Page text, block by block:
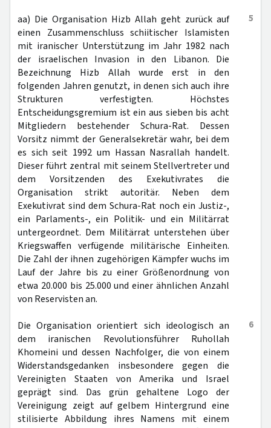
5
aa) Die Organisation Hizb Allah geht zurück auf
einen Zusammenschluss schiitischer Islamisten
mit iranischer Unterstützung im Jahr 1982 nach
der israelischen Invasion in den Libanon. Die
Bezeichnung Hizb Allah wurde erst in den
folgenden Jahren genutzt, in denen sich auch ihre
Strukturen verfestigten. Höchstes
Entscheidungsgremium ist ein aus sieben bis acht
Mitgliedern bestehender Schura-Rat. Dessen
Vorsitz nimmt der Generalsekretär wahr, bei dem
es sich seit 1992 um Hassan Nasrallah handelt.
Dieser führt zentral mit seinem Stellvertreter und
dem Vorsitzenden des Exekutivrates die
Organisation strikt autoritär. Neben dem
Exekutivrat sind dem Schura-Rat noch ein Justiz-,
ein Parlaments-, ein Politik- und ein Militärrat
untergeordnet. Dem Militärrat unterstehen über
Kriegswaffen verfügende militärische Einheiten.
Die Zahl der ihnen zugehörigen Kämpfer wuchs im
Lauf der Jahre bis zu einer Größenordnung von
etwa 20.000 bis 25.000 und einer ähnlichen Anzahl
von Reservisten an.
6
Die Organisation orientiert sich ideologisch an
dem iranischen Revolutionsführer Ruhollah
Khomeini und dessen Nachfolger, die von einem
Widerstandsgedanken insbesondere gegen die
Vereinigten Staaten von Amerika und Israel
geprägt sind. Das grün gehaltene Logo der
Vereinigung zeigt auf gelbem Hintergrund eine
stilisierte Abbildung ihres Namens mit einem